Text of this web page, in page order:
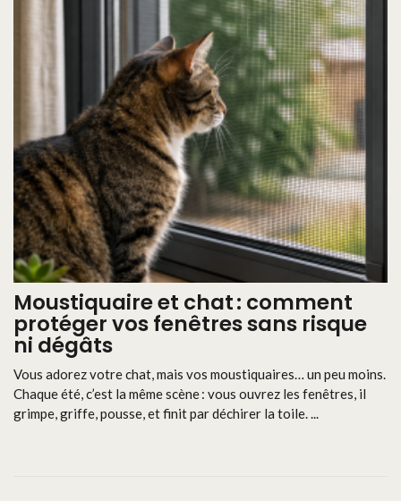
Moustiquaire et chat : comment
protéger vos fenêtres sans risque
ni dégâts
Vous adorez votre chat, mais vos moustiquaires… un peu moins.
Chaque été, c’est la même scène : vous ouvrez les fenêtres, il
grimpe, griffe, pousse, et finit par déchirer la toile. ...